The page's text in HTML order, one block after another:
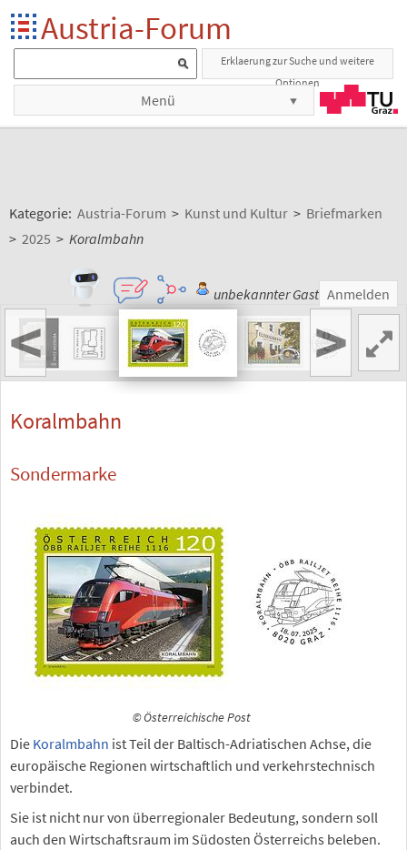
Austria-Forum
Erklaerung zur Suche und weitere
Optionen
Menü
Kategorie: Austria-Forum > Kunst und Kultur > Briefmarken
> 2025 > Koralmbahn
unbekannter Gast Anmelden
< >
Koralmbahn
Sondermarke
© Österreichische Post
Die Koralmbahn ist Teil der Baltisch-Adriatischen Achse, die
europäische Regionen wirtschaftlich und verkehrstechnisch
verbindet.
Sie ist nicht nur von überregionaler Bedeutung, sondern soll
auch den Wirtschaftsraum im Südosten Österreichs beleben.